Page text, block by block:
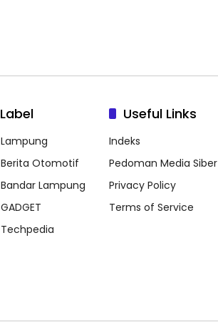
Label
Lampung
Berita Otomotif
Bandar Lampung
GADGET
Techpedia
Useful Links
Indeks
Pedoman Media Siber
Privacy Policy
Terms of Service